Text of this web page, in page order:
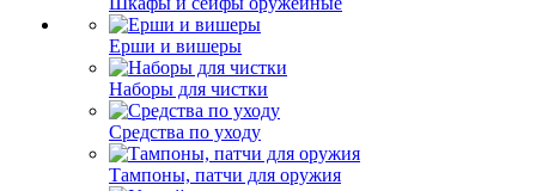
Ерши и вишеры
Наборы для чистки
Средства по уходу
Тампоны, патчи для оружия